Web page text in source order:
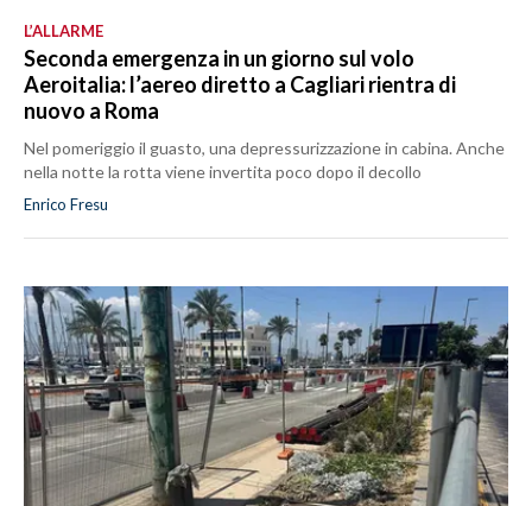
L’ALLARME
Seconda emergenza in un giorno sul volo
Aeroitalia: l’aereo diretto a Cagliari rientra di
nuovo a Roma
Nel pomeriggio il guasto, una depressurizzazione in cabina. Anche
nella notte la rotta viene invertita poco dopo il decollo
Enrico Fresu